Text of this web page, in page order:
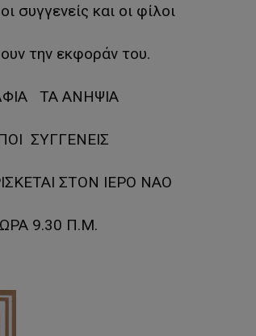
συγγενείς και οι φίλοι
την εκφοράν του.
ΤΑ ΑΝΗΨΙΑ
ΣΥΓΓΕΝΕΙΣ
ΣΤΟΝ ΙΕΡΟ ΝΑΟ
9.30 Π.Μ.